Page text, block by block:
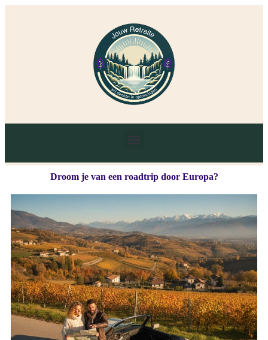
Droom je van een roadtrip door Europa?